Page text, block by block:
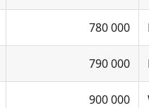
780 000
790 000
900 000